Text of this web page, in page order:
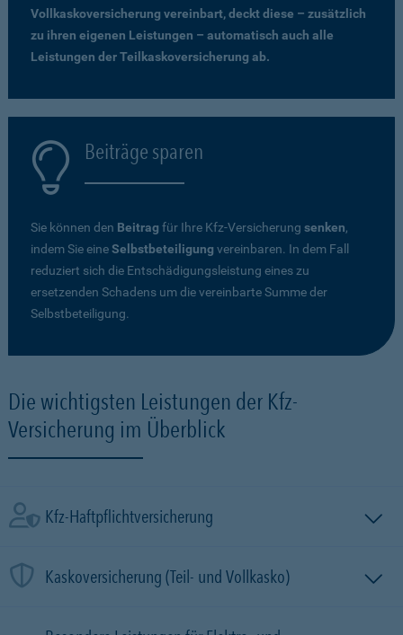
Vollkaskoversicherung vereinbart, deckt diese – zusätzlich
zu ihren eigenen Leistungen – automatisch auch alle
Leistungen der Teilkaskoversicherung ab.
Beiträge sparen
Sie können den Beitrag für Ihre Kfz-Versicherung senken,
indem Sie eineSelbstbeteiligung vereinbaren. In dem Fall
reduziert sich die Entschädigungsleistung eines zu
ersetzenden Schadens um die vereinbarte Summe der
Selbstbeteiligung.
Die wichtigsten Leistungen der Kfz-
Versicherung im Überblick
Kfz-Haftpflichtversicherung
Kaskoversicherung (Teil- und Vollkasko)